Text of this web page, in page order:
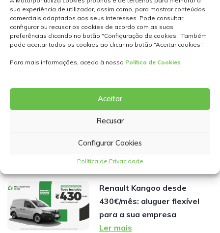
sua experiência de utilizador, assim como, para mostrar conteúdos
comerciais adaptados aos seus interesses. Pode consultar,
configurar ou recusar os cookies de acordo com as suas
preferências clicando no botão "Configuração de cookies”. Também
pode aceitar todos os cookies ao clicar no botão “Aceitar cookies”.
Para mais informações, aceda à nossa Política de Cookies
Aceitar
Recusar
Configurar Cookies
Política de Privacidade
ÚLTIMAS CAMPANHAS
MOTORPOR CAR DAYS –
Festas de Corroios de 21 a
30 de agosto
Novo Changan Deepal S05
Ultra-Hybrid: mais de 1.000
31.990€*
Ler mais
Renault Kangoo desde
430€/mês: aluguer flexível
para a sua empresa
Ler mais